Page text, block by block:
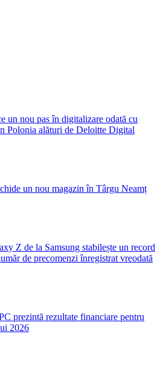
un nou pas în digitalizare odată cu
Polonia alături de Deloitte Digital
un nou magazin în Târgu Neamț
Z de la Samsung stabilește un record
de precomenzi înregistrat vreodată
prezintă rezultate financiare pentru
2026